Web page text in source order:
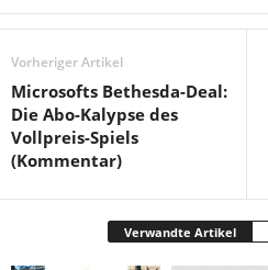
Vorheriger Artikel
Microsofts Bethesda-Deal:
Die Abo-Kalypse des
Vollpreis-Spiels
(Kommentar)
Verwandte Artikel